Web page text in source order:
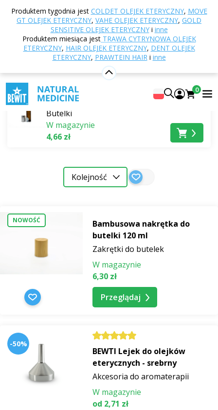
Produktem tygodnia jest COLDET OLEJEK ETERYCZNY, MOVE
GT OLEJEK ETERYCZNY, VAHE OLEJEK ETERYCZNY, GOLD
SENSITIVE OLEJEK ETERYCZNYi inne
Produktem miesiąca jest TRAWA CYTRYNOWA OLEJEK
ETERYCZNY, HAIR OLEJEK ETERYCZNY, DENT OLEJEK
ETERYCZNY, PRAWTEIN HAIRi inne
0
Strona główna
Akcesoria kosmetyczne
Butelki i słoiki
Butelki i słoiki
Najlepiej sprzedające się
Butelka roll-on 5 ml – brązowa
matowa, srebrna nakrętka
Butelki
W magazynie
4,66 zł
Kolejność
NOWOŚĆ
Bambusowa nakrętka do
butelki 120 ml
Zakrętki do butelek
W magazynie
6,30 zł
Przeglądaj
-50%
BEWTI Lejek do olejków
eterycznych - srebrny
Akcesoria do aromaterapii
W magazynie
od 2,71 zł